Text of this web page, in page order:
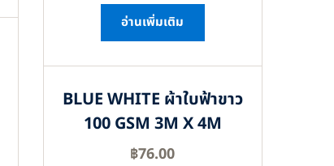
อ่านเพิ่มเติม
BLUE WHITE ผ้าใบฟ้าขาว
100 GSM 3M X 4M
฿76.00